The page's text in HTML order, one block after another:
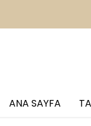
ANA SAYFA